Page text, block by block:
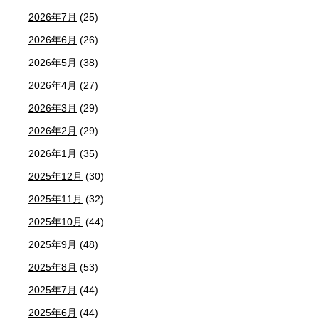
2026年7月 (25)
2026年6月 (26)
2026年5月 (38)
2026年4月 (27)
2026年3月 (29)
2026年2月 (29)
2026年1月 (35)
2025年12月 (30)
2025年11月 (32)
2025年10月 (44)
2025年9月 (48)
2025年8月 (53)
2025年7月 (44)
2025年6月 (44)